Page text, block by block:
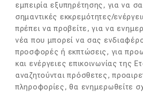
εμπειρία εξυπηρέτησης, για να
σημαντικές εκκρεμότητες/
πρέπει να προβείτε, για να
νέα που μπορεί να σας
προσφορές ή εκπτώσεις, για
και ενέργειες επικοινωνίας της
αναζητούνται πρόσθετες,
πληροφορίες, θα ενημερωθείτε